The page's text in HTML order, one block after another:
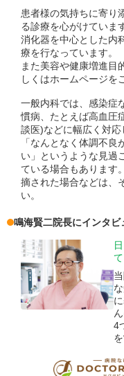
患者様の気持ちに寄り
る診療を心がけていま
消化器を中心とした内
療を行なっています。
また美容や健康増進目
しくはホームページを
一般内科では、感染症
慣病、たとえば高血圧
談医)などに幅広く対応
「なんとなく体調不
い」というような見過
ている場合もあります
摘された場合などは、
い。
鳴海賢二院長にインタビ
4